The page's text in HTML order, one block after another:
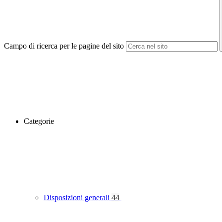
Campo di ricerca per le pagine del sito
Categorie
Disposizioni generali 44